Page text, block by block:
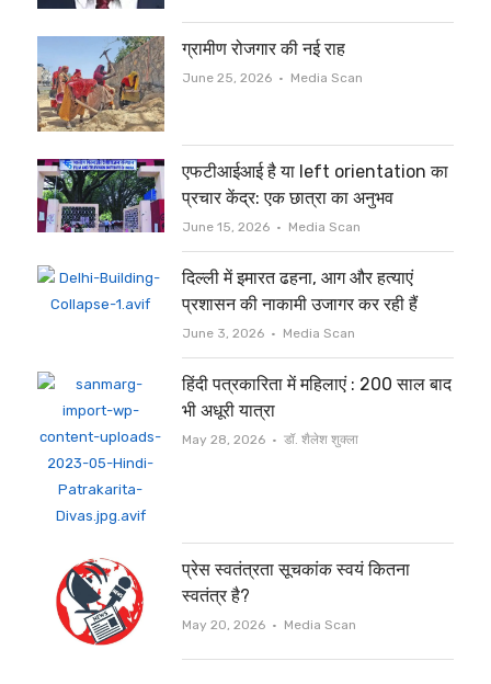
ग्रामीण रोजगार की नई राह
June 25, 2026 Author
Media Scan
एफटीआईआई है या left orientation का
प्रचार केंद्र: एक छात्रा का अनुभव
June 15, 2026 Author
Media Scan
दिल्ली में इमारत ढहना, आग और हत्याएं
प्रशासन की नाकामी उजागर कर रही हैं
June 3, 2026 Author
Media Scan
हिंदी पत्रकारिता में महिलाएं : 200 साल बाद
भी अधूरी यात्रा
May 28, 2026 Author
डॉ. शैलेश शुक्ला
प्रेस स्वतंत्रता सूचकांक स्वयं कितना
स्वतंत्र है?
May 20, 2026 Author
Media Scan